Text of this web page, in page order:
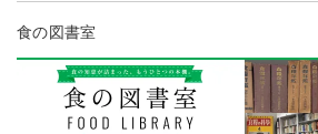
食の図書室